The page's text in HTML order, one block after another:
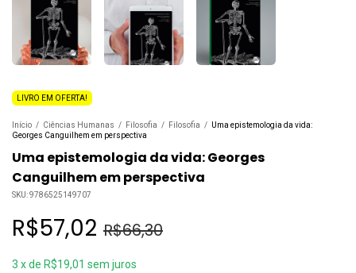
LIVRO EM OFERTA!
Início / Ciências Humanas / Filosofia / Filosofia / Uma epistemologia da vida:
Georges Canguilhem em perspectiva
Uma epistemologia da vida: Georges
Canguilhem em perspectiva
SKU:9786525149707
R$57,02 R$66,30
3 xde R$19,01 sem juros